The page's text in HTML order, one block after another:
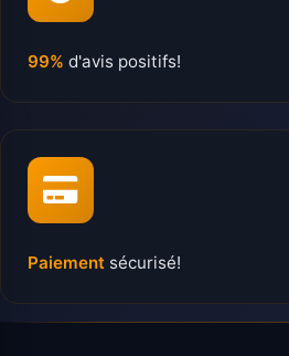
99% d'avis positifs!
Paiement sécurisé!